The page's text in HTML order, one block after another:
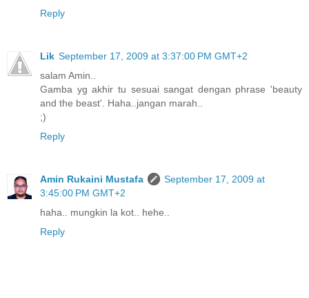
Reply
Lik September 17, 2009 at 3:37:00 PM GMT+2
salam Amin..
Gamba yg akhir tu sesuai sangat dengan phrase 'beauty
and the beast'. Haha..jangan marah..
;)
Reply
Amin Rukaini Mustafa
September 17, 2009 at
3:45:00 PM GMT+2
haha.. mungkin la kot.. hehe..
Reply